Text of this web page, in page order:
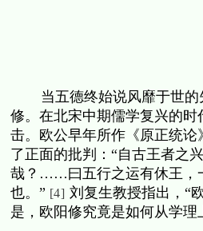
当五德终始说风靡于世
修。在北宋中期儒学复兴的
击。欧公早年所作《原正统论
了正面的批判：“自古王者之
哉？……曰五行之运有休王，
也。” [4] 刘复生教授指出，“
是，欧阳修究竟是如何从学理